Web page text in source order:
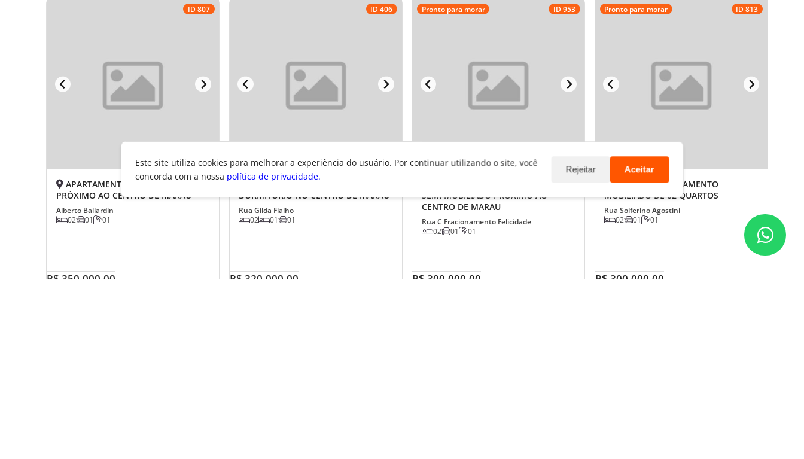
ID 807
APARTAMENTO DE 02 QUARTOS
PRÓXIMO AO CENTRO DE MARAU
Alberto Ballardin
02 01 01
R$ 350.000,00
ID 406
VENDE-SE APARTAMENTO DE 3
DORMITÓRIO NO CENTRO DE MARAU
Rua Gilda Fialho
02 01 01
R$ 320.000,00
Pronto para morar ID 953
SEMI MOBILIADO PRÓXIMO AO
CENTRO DE MARAU
Rua C Fracionamento Felicidade
02 01 01
R$ 300.000,00
Pronto para morar ID 813
VENDE-SE APARTAMENTO
MOBILIADO DE 02 QUARTOS
Rua Solferino Agostini
02 01 01
R$ 300.000,00
Este site utiliza cookies para melhorar a experiência do usuário. Por continuar utilizando o site, você
concorda com a nossa política de privacidade.
Rejeitar Aceitar